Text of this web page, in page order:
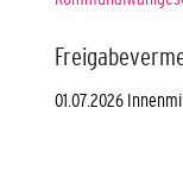
01.07.2026